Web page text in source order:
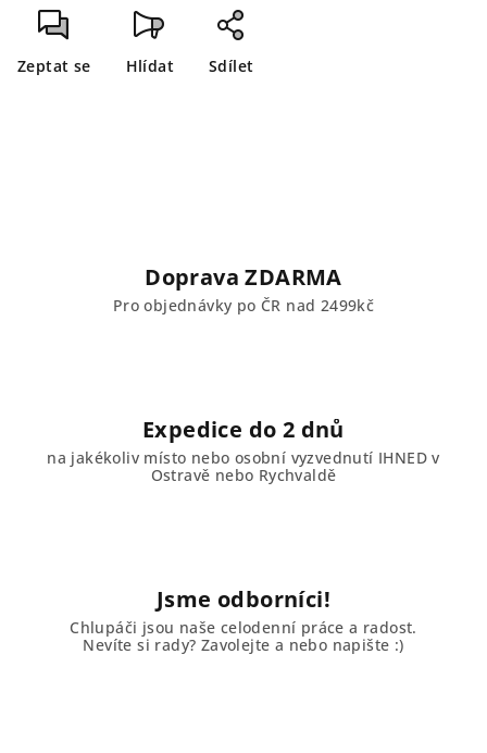
Zeptat se Hlídat Sdílet
Doprava ZDARMA
Pro objednávky po ČR nad 2499kč
Expedice do 2 dnů
na jakékoliv místo nebo osobní vyzvednutí IHNED v
Ostravě nebo Rychvaldě
Jsme odborníci!
Chlupáči jsou naše celodenní práce a radost.
Nevíte si rady? Zavolejte a nebo napište :)